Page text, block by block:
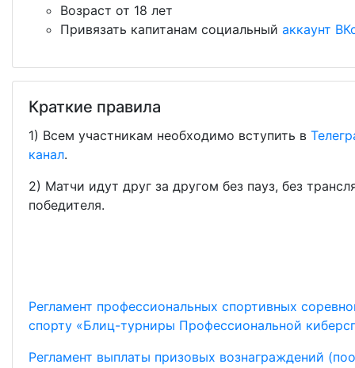
Возраст от 18 лет
Привязать капитанам социальный аккаунт
Краткие правила
1) Всем участникам необходимо вступить в
канал.
2) Матчи идут друг за другом без пауз, без
победителя.
Регламент профессиональных спортивных
спорту «Блиц-турниры Профессиональной
Регламент выплаты призовых вознаграждений